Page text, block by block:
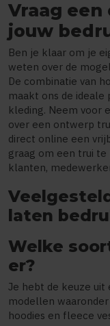
Vraag
jouw
Ben je klaar om je
weten over de
De combinatie van
maakt ons de
kleding. Neem voor
over een ontwerp
direct online een
graag om een trui
klanten,
laten
Welke
er?
Je hebt de keuze
modellen
hoodies en fleece